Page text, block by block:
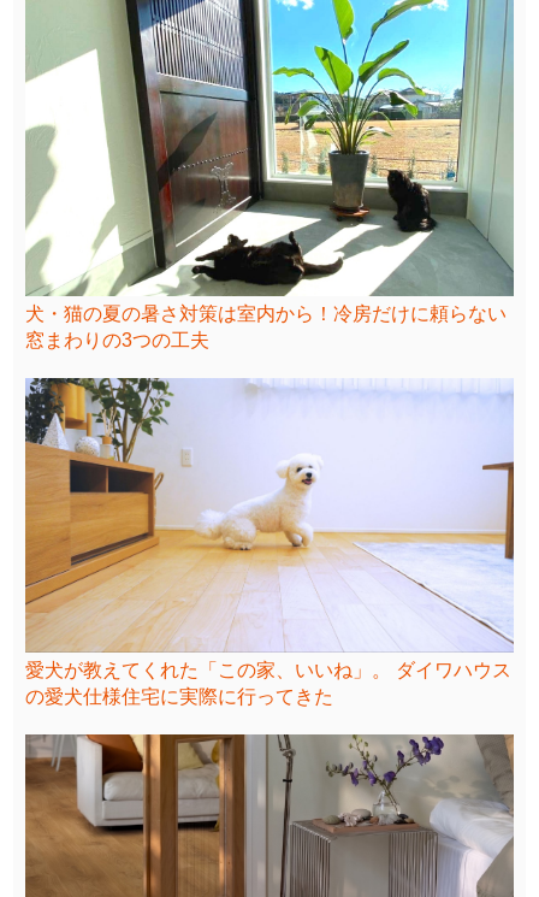
犬・猫の夏の暑さ対策は室内から！冷房だけに頼らない
窓まわりの3つの工夫
愛犬が教えてくれた「この家、いいね」。 ダイワハウス
の愛犬仕様住宅に実際に行ってきた